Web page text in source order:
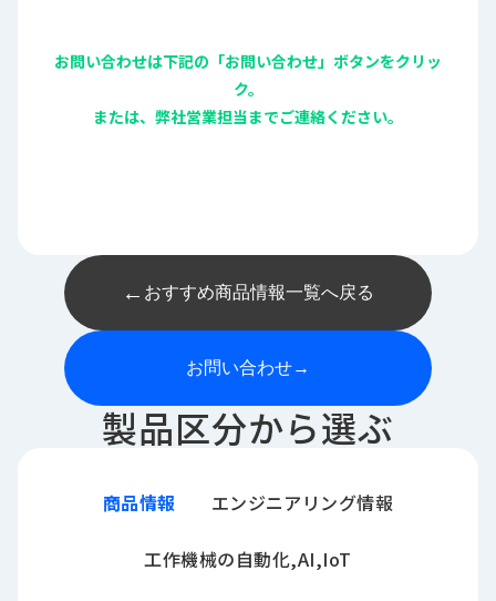
お問い合わせは下記の「お問い合わせ」ボタンをクリッ
ク。
または、弊社営業担当までご連絡ください。
← おすすめ商品情報一覧へ戻る
お問い合わせ→
製品区分から選ぶ
商品情報 エンジニアリング情報
工作機械の自動化,AI,IoT